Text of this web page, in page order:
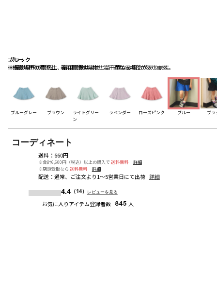
ブルー
※撮影場所の関係上、着用画像は実物と若干異なる場合があります。
ブラック
※撮影場所の関係上、着用画像は実物と若干異なる場合があります。
ブラック
ブルーグレー ブラウン
ライトグリー
ン
ラベンダー ローズピンク ブルー ブラ
コーディネート
送料： 660円
※合計6,600円（税込）以上の購入で 送料無料
詳細
※店頭受取なら 送料無料 詳細
配送： 通常、ご注文より1～5営業日にて出荷 詳細
4.4（14） レビューを見る
お気に入りアイテム登録者数 845 人